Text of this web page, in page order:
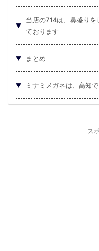
当店の714は、鼻盛り
ております
まとめ
ミナミメガネは、高知
ス